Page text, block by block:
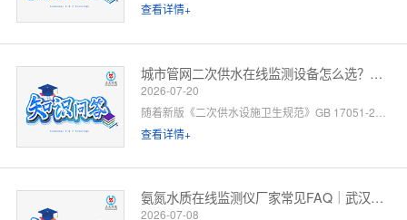
查看详情+
城市管网二次供水在线监测设备怎么选？水务单位高频 FAQ
2026-07-20
查看详情+
氨氮水质在线监测仪厂家常见FAQ｜武汉正元环境专业解答
2026-07-08